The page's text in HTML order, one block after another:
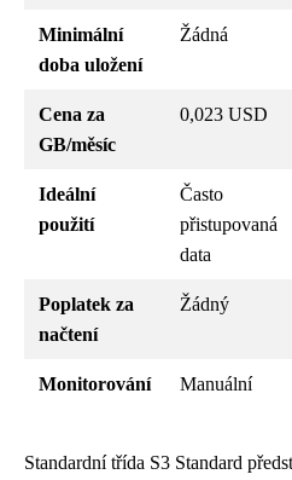
Minimální
doba uložení
Žádná
Cena za
GB/měsíc
0,023 USD
Ideální
použití
Často
přistupovaná
data
Poplatek za
načtení
Žádný
Monitorování Manuální
Standardní třída S3 Standard